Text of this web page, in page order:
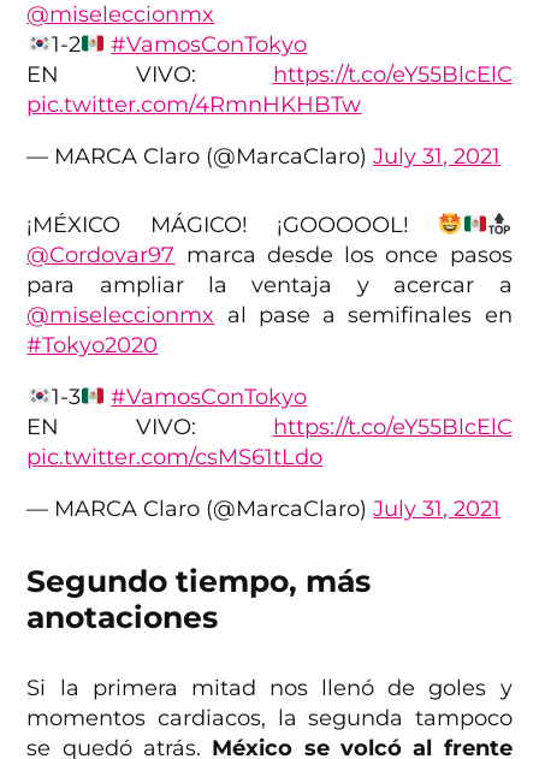
@miseleccionmx
1-2
#VamosConTokyo
EN VIVO: https://t.co/eY55BlcElC
pic.twitter.com/4RmnHKHBTw
— MARCA Claro (@MarcaClaro)July 31, 2021
¡MÉXICO MÁGICO! ¡GOOOOOL!
@Cordovar97 marca desde los once pasos
para ampliar la ventaja y acercar a
@miseleccionmx al pase a semifinales en
#Tokyo2020
1-3
#VamosConTokyo
EN VIVO: https://t.co/eY55BlcElC
pic.twitter.com/csMS61tLdo
— MARCA Claro (@MarcaClaro)July 31, 2021
Segundo tiempo, más
anotaciones
Si la primera mitad nos llenó de goles y
momentos cardiacos, la segunda tampoco
se quedó atrás. México se volcó al frente